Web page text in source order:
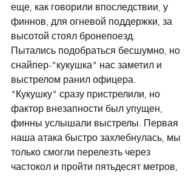
еще, как говорили впоследствии, у
финнов, для огневой поддержки, за
высотой стоял бронепоезд.
Пытались подобраться бесшумно, но
снайпер-"кукушка" нас заметил и
выстрелом ранил офицера.
"Кукушку" сразу пристрелили, но
фактор внезапности был упущен,
финны услышали выстрелы. Первая
наша атака быстро захлебнулась, мы
только смогли перелезть через
частокол и пройти пятьдесят метров,